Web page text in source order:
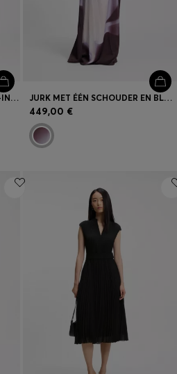
MOUWLOZE JURK MET PLISSÉ-INZETTEN IN DE ROK JURK MET ÉÉN SCHOUDER EN BLOEMENPRINT
449,00 €